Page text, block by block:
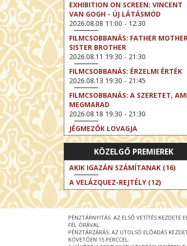
EXHIBITION ON SCREEN: VINCENT
VAN GOGH - ÚJ LÁTÁSMÓD
2026.08.08 11:00 - 12:30
FILMCSOBBANÁS: FATHER
SISTER BROTHER
2026.08.11 19:30 - 21:30
FILMCSOBBANÁS: ÉRZELMI ÉRTÉK
2026.08.13 19:30 - 21:45
FILMCSOBBANÁS: A SZERETET,
MEGMARAD
2026.08.18 19:30 - 21:30
JÉGMEZŐK LOVAGJA
2026.08.23 16:00 - 18:30
FILMCSOBBANÁS: TÖKÉLETES
2026.08.25 19:30 - 21:45
FILMCSOBBANÁS: IFJÚSÁG
2026.08.27 19:30 - 21:30
EXHIBITION ON SCREEN: VINCENT
VAN GOGH - ÚJ LÁTÁSMÓD
2026.08.30 11:00 - 12:30
NT LIVE / DAVID IRELAND: THE
STEP
KÖZELGŐ PREMIEREK
AKIK IGAZÁN SZÁMÍTANAK (16)
A VELÁZQUEZ-REJTÉLY (12)
PÉNZTÁRNYITÁS: AZ ELSŐ VETÍTÉS KEZDETE
FÉL ÓRÁVAL.
PÉNZTÁRZÁRÁS: AZ UTOLSÓ ELŐADÁS
KÖVETŐEN 15 PERCCEL.